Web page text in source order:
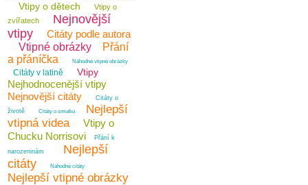
Vtipy o dětech
Vtipy o
zvířatech
Nejnovější
vtipy
Citáty podle autora
Vtipné obrázky
Přání
a přáníčka
Náhodné vtipné obrázky
Citáty v latině Vtipy
Nejhodnocenější vtipy
Nejnovější citáty
Citáty o
životě
Citáty o smutku
Nejlepší
vtipná videa
Vtipy o
Chucku Norrisovi
Přání k
narozeninám
Nejlepší
citáty
Náhodné citáty
Nejlepší vtipné obrázky